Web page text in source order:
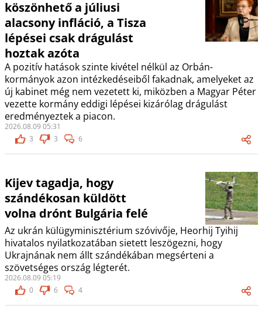
köszönhető a júliusi
alacsony infláció, a Tisza
lépései csak drágulást
hoztak azóta
A pozitív hatások szinte kivétel nélkül az Orbán-
kormányok azon intézkedéseiből fakadnak, amelyeket az
új kabinet még nem vezetett ki, miközben a Magyar Péter
vezette kormány eddigi lépései kizárólag drágulást
eredményeztek a piacon.
2026.08.09 05:31
3
3 6
Kijev tagadja, hogy
szándékosan küldött
volna drónt Bulgária felé
Az ukrán külügyminisztérium szóvivője, Heorhij Tyihij
hivatalos nyilatkozatában sietett leszögezni, hogy
Ukrajnának nem állt szándékában megsérteni a
szövetséges ország légterét.
2026.08.09 05:19
0
6 4